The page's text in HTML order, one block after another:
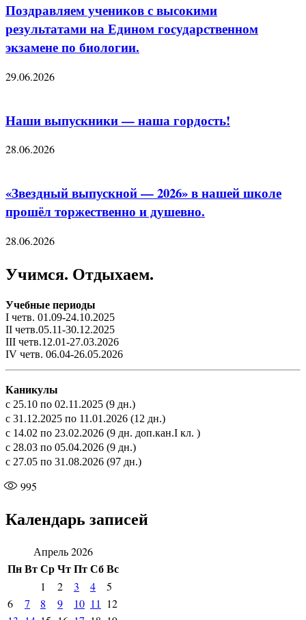
Поздравляем учеников с высокими
результатами на Едином государственном
экзамене по биологии.
29.06.2026
Наши выпускники — наша гордость!
28.06.2026
«Звездный выпускной — 2026» в нашей школе
прошёл торжественно и душевно.
28.06.2026
Учимся. Отдыхаем.
Учебные периоды
I четв. 01.09-24.10.2025
II четв.05.11-30.12.2025
III четв.12.01-27.03.2026
IV четв. 06.04-26.05.2026
Каникулы
с 25.10 по 02.11.2025 (9 дн.)
с 31.12.2025 по 11.01.2026 (12 дн.)
с 14.02 по 23.02.2026 (9 дн. доп.кан.I кл. )
с 28.03 по 05.04.2026 (9 дн.)
с 27.05 по 31.08.2026 (97 дн.)
995
Календарь записей
Апрель 2026
ПнВтСрЧтПтСбВс
1 2 3 4
5
6
7 8 9 10 11 12